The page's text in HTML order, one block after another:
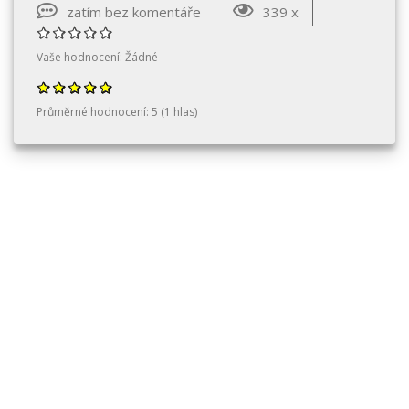
zatím bez komentáře 339 x
Vaše hodnocení: Žádné
Průměrné hodnocení: 5 (1 hlas)